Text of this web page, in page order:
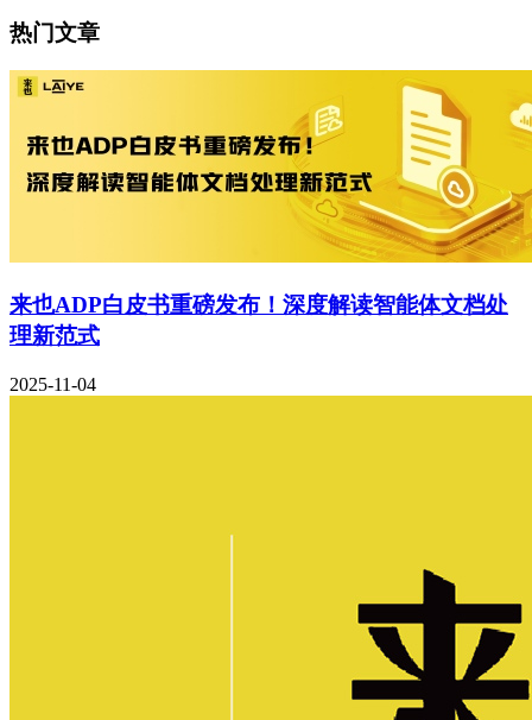
热门文章
来也ADP白皮书重磅发布！深度解读智能体文档处
理新范式
2025-11-04